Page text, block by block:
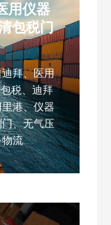
用仪器
包税门
拜、医用
税、迪拜
港、仪器
、无气压
流